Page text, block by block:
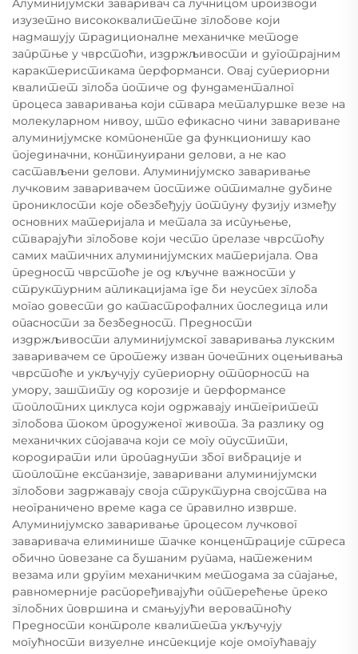
изузетно висококвалитетне зглобове који
надмашују традиционалне механичке методе
запртње у чврстоћи, издржљивости и дуготрајним
карактеристикама перформанси. Овај супериорни
квалитет зглоба потиче од фундаменталног
процеса заваривања који ствара металуршке везе на
молекуларном нивоу, што ефикасно чини завариване
алуминијумске компоненте да функционишу као
појединачни, континуирани делови, а не као
састављени делови. Алуминијумско заваривање
лучковим заваривачем постиже оптималне дубине
прониклости које обезбеђују потпуну фузију између
основних материјала и метала за испуњење,
стварајући зглобове који често прелазе чврстоћу
самих матичних алуминијумских материјала. Ова
предност чврстоће је од кључне важности у
структурним апликацијама где би неуспех зглоба
могао довести до катастрофалних последица или
опасности за безбедност. Предности
издржљивости алуминијумског заваривања лукским
заваривачем се протежу изван почетних оцењивања
чврстоће и укључују супериорну отпорност на
умору, заштиту од корозије и перформансе
топлотних циклуса који одржавају интегритет
зглобова током продуженог живота. За разлику од
механичких спојавача који се могу опустити,
кородирати или пропаднути због вибрације и
топлотне експанзије, заваривани алуминијумски
зглобови задржавају своја структурна својства на
неограничено време када се правилно изврше.
Алуминијумско заваривање процесом лучковог
заваривача елиминише тачке концентрације стреса
обично повезане са бушаним рупама, натеженим
везама или другим механичким методама за спајање,
равномерније распоређивајући оптерећење преко
зглобних површина и смањујући вероватноћу
Предности контроле квалитета укључују
могућности визуелне инспекције које омогућавају